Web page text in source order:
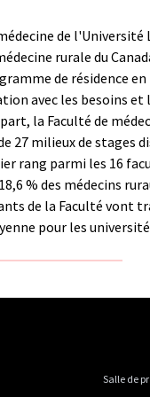
de l'Université
rurale du
de résidence en
avec les besoins et
la Faculté de
27 milieux de stages
rang parmi les 16
% des médecins
de la Faculté vont
pour les
Salle de